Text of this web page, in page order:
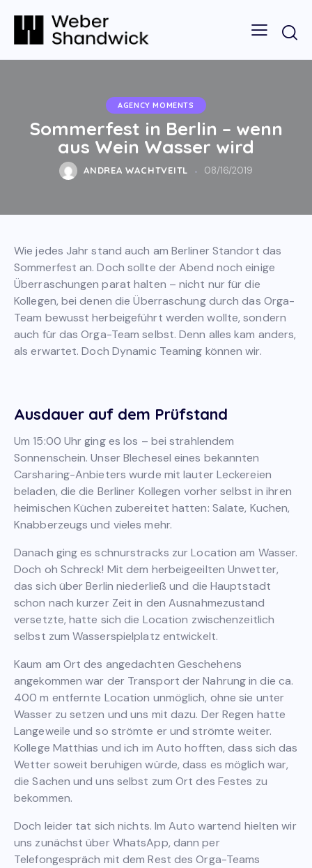
AGENCY MOMENTS
Sommerfest in Berlin – wenn
aus Wein Wasser wird
ANDREA WACHTVEITL 08/16/2019
Wie jedes Jahr stand auch am Berliner Standort das
Sommerfest an. Doch sollte der Abend noch einige
Überraschungen parat halten – nicht nur für die
Kollegen, bei denen die Überraschung durch das Orga-
Team bewusst herbeigeführt werden wollte, sondern
auch für das Orga-Team selbst. Denn alles kam anders,
als erwartet. Doch Dynamic Teaming können wir.
Ausdauer auf dem Prüfstand
Um 15:00 Uhr ging es los – bei strahlendem
Sonnenschein. Unser Blechesel eines bekannten
Carsharing-Anbieters wurde mit lauter Leckereien
beladen, die die Berliner Kollegen vorher selbst in ihren
heimischen Küchen zubereitet hatten: Salate, Kuchen,
Knabberzeugs und vieles mehr.
Danach ging es schnurstracks zur Location am Wasser.
Doch oh Schreck! Mit dem herbeigeeilten Unwetter,
das sich über Berlin niederließ und die Hauptstadt
schon nach kurzer Zeit in den Ausnahmezustand
versetzte, hatte sich die Location zwischenzeitlich
selbst zum Wasserspielplatz entwickelt.
Kaum am Ort des angedachten Geschehens
angekommen war der Transport der Nahrung in die ca.
400 m entfernte Location unmöglich, ohne sie unter
Wasser zu setzen und uns mit dazu. Der Regen hatte
Langeweile und so strömte er und strömte weiter.
Kollege Matthias und ich im Auto hofften, dass sich das
Wetter soweit beruhigen würde, dass es möglich war,
die Sachen und uns selbst zum Ort des Festes zu
bekommen.
Doch leider tat sich nichts. Im Auto wartend hielten wir
uns zunächst über WhatsApp, dann per
Telefongespräch mit dem Rest des Orga-Teams